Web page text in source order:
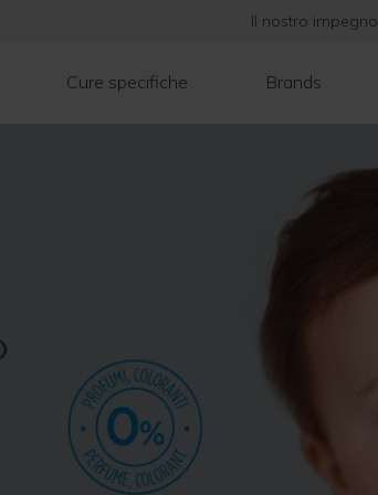
Il nostro impegno
Cure specifiche Brands